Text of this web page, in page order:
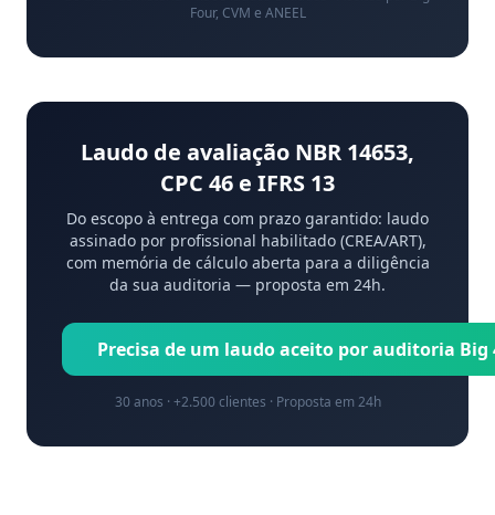
Four, CVM e ANEEL
Laudo de avaliação NBR 14653,
CPC 46 e IFRS 13
Do escopo à entrega com prazo garantido: laudo
assinado por profissional habilitado (CREA/ART),
com memória de cálculo aberta para a diligência
da sua auditoria — proposta em 24h.
Precisa de um laudo aceito por auditoria Big
30 anos · +2.500 clientes · Proposta em 24h